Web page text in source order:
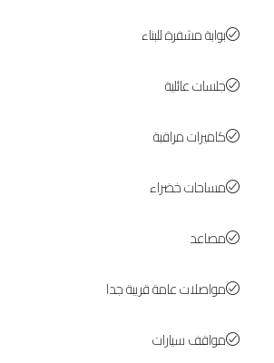
بوابة مشفرة للبناء
جلسات عائلية
كاميرات مراقبة
مساحات خضراء
مصاعد
مواصلات عامة قريبة جدا
مواقف سيارات